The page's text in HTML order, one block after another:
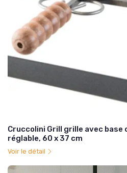
Cruccolini Grill grille avec
réglable, 60 x 37 cm
Voir le détail